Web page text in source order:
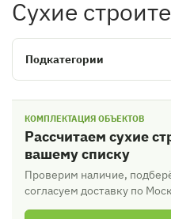
Сухие
Подкатегории
КОМПЛЕКТАЦИЯ ОБЪЕКТОВ
Рассчитаем сухие
вашему списку
Проверим наличие,
согласуем доставку по